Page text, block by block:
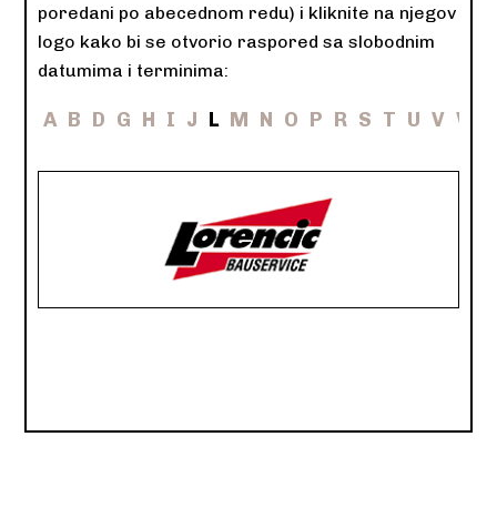
poredani po abecednom redu) i kliknite na njegov
logo kako bi se otvorio raspored sa slobodnim
datumima i terminima:
A B D G H I J L M N O P R S T U V W